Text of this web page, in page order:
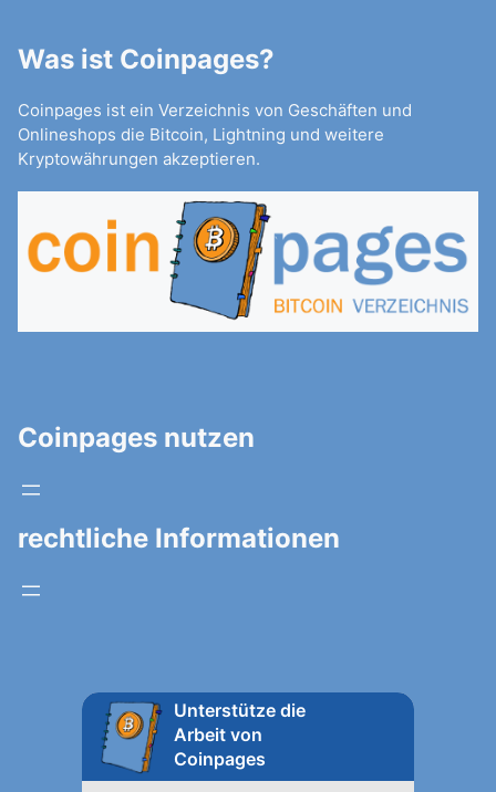
Was ist Coinpages?
Coinpages ist ein Verzeichnis von Geschäften und
Onlineshops die Bitcoin, Lightning und weitere
Kryptowährungen akzeptieren.
Coinpages nutzen
rechtliche Informationen
Unterstütze die
Arbeit von
Coinpages